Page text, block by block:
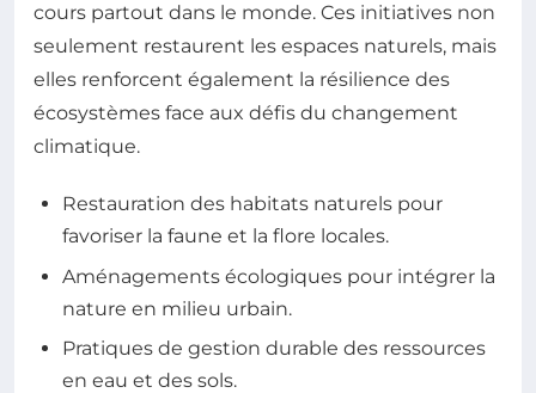
cours partout dans le monde. Ces initiatives non
seulement restaurent les espaces naturels, mais
elles renforcent également la résilience des
écosystèmes face aux défis du changement
climatique.
Restauration des habitats naturels pour
favoriser la faune et la flore locales.
Aménagements écologiques pour intégrer la
nature en milieu urbain.
Pratiques de gestion durable des ressources
en eau et des sols.